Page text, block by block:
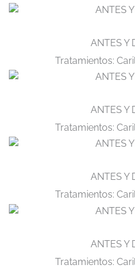
ANTES Y
Tratamientos:
ANTES Y
Tratamientos:
ANTES Y
Tratamientos:
ANTES Y
Tratamientos: